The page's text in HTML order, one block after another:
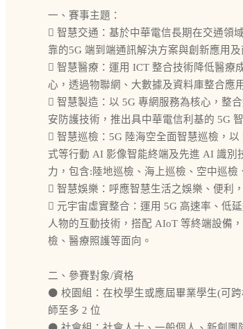
一、賽事主題：
 智慧交通：基於中華電信長期在交通領
靠的5G 端到端通訊解決方案與創新應用及
 智慧醫療：運用 ICT 整合技術降低醫療
心，透過物聯網、大數據及資料庫整合應
 智慧製造：以 5G 專網服務為核心，整
安防護技術，推出具中華電信利基的 5G
 智慧巡檢：5G 陸海空全面智慧巡檢，
式等行動 AI 影像智能終端及先進 AI 識別
力，包含:陸地巡檢、海上巡檢、空中巡檢
 智慧娛樂：呼應智慧生活之娛樂、便利
 元宇宙虛實整合：運用 5G 高速率、低
人物的互動技術，搭配 AIoT 等終端設備
檢、醫療照護等面向。
二、參賽對象/資格
⚫ 校園組：在校學生或應屆畢業學生(可
師至多 2 位